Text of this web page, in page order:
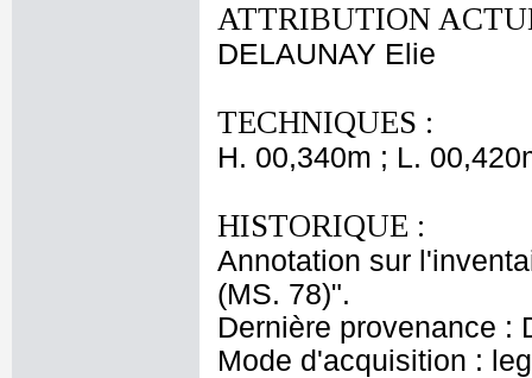
ATTRIBUTION
DELAUNAY Elie
TECHNIQUES :
H. 00,340m ; L.
HISTORIQUE :
Annotation sur
(MS. 78)".
Dernière provenance :
Mode d'acquisition :